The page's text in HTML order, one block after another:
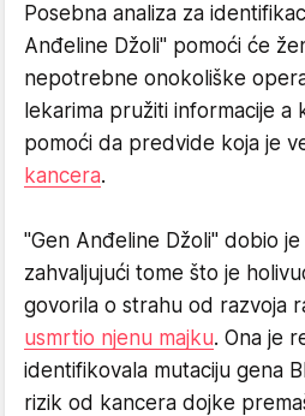
Posebna analiza za
Anđeline Džoli" pomoći će
nepotrebne onokoliške
lekarima pružiti informacije a
pomoći da predvide koja je
kancera.
"Gen Anđeline Džoli" dobio
zahvaljujući tome što je
govorila o strahu od razvoja
usmrtio njenu majku. Ona je
identifikovala mutaciju gena
rizik od kancera dojke